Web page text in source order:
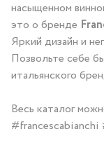
насыщенном
это о бренде
Яркий дизайн и
Позвольте себе
итальянского
Весь каталог
#francescabianchi